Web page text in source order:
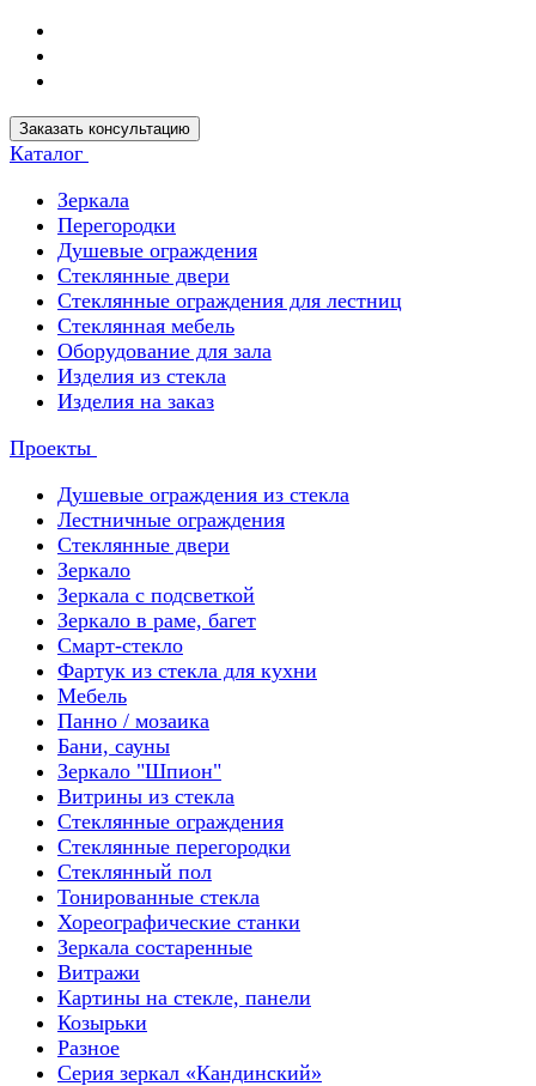
Заказать консультацию
Каталог
Зеркала
Перегородки
Душевые ограждения
Стеклянные двери
Стеклянные ограждения для лестниц
Стеклянная мебель
Оборудование для зала
Изделия из стекла
Изделия на заказ
Проекты
Душевые ограждения из стекла
Лестничные ограждения
Стеклянные двери
Зеркало
Зеркала с подсветкой
Зеркало в раме, багет
Смарт-стекло
Фартук из стекла для кухни
Мебель
Панно / мозаика
Бани, сауны
Зеркало "Шпион"
Витрины из стекла
Стеклянные ограждения
Стеклянные перегородки
Стеклянный пол
Тонированные стекла
Хореографические станки
Зеркала состаренные
Витражи
Картины на стекле, панели
Козырьки
Разное
Серия зеркал «Кандинский»